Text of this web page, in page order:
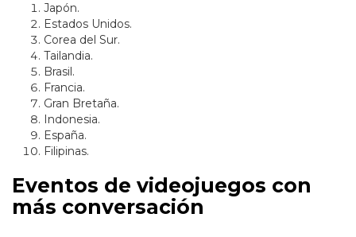
Japón.
Estados Unidos.
Corea del Sur.
Tailandia.
Brasil.
Francia.
Gran Bretaña.
Indonesia.
España.
Filipinas.
Eventos de videojuegos con
más conversación